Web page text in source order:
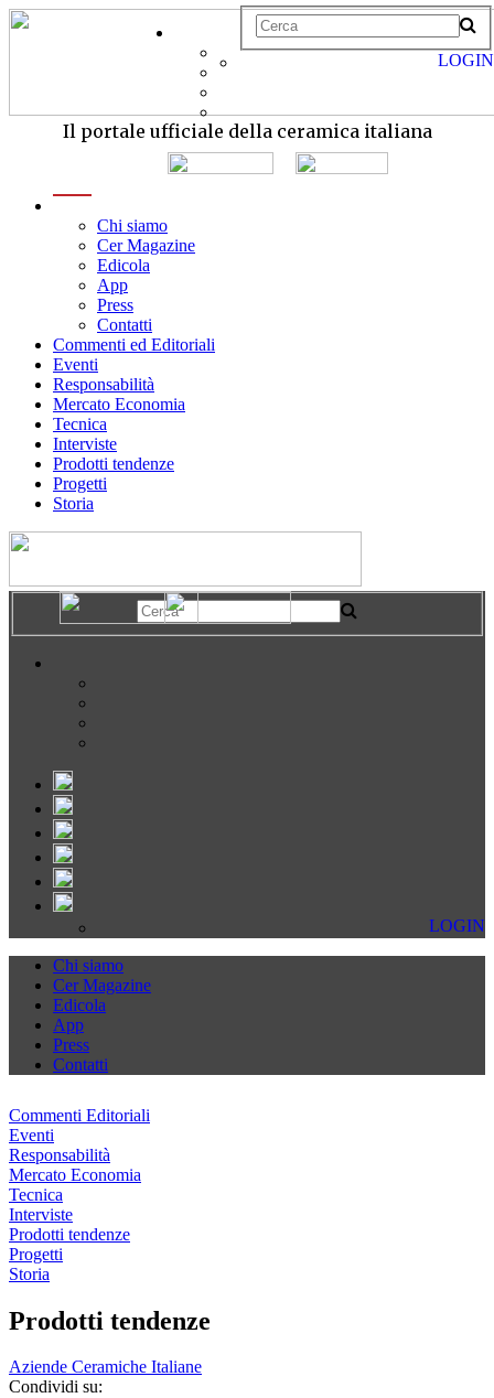
Il portale ufficiale della ceramica italiana
Chi siamo
Cer Magazine
Edicola
App
Press
Contatti
Commenti ed Editoriali
Eventi
Responsabilità
Mercato Economia
Tecnica
Interviste
Prodotti tendenze
Progetti
Storia
LOGIN
LOGIN
Chi siamo
Cer Magazine
Edicola
App
Press
Contatti
Commenti Editoriali
Eventi
Responsabilità
Mercato Economia
Tecnica
Interviste
Prodotti tendenze
Progetti
Storia
Prodotti tendenze
Aziende Ceramiche Italiane
Condividi su: